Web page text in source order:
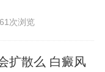
次浏览
扩散么 白癜风